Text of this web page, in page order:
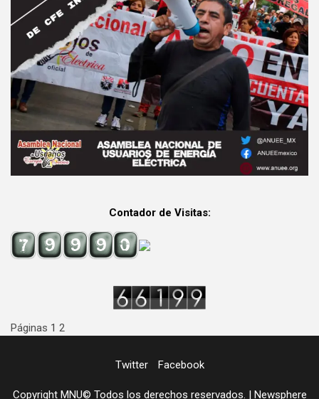
Contador de Visitas:
Páginas 1 2
Twitter Facebook
Copyright MNU© Todos los derechos reservados. Newsphere